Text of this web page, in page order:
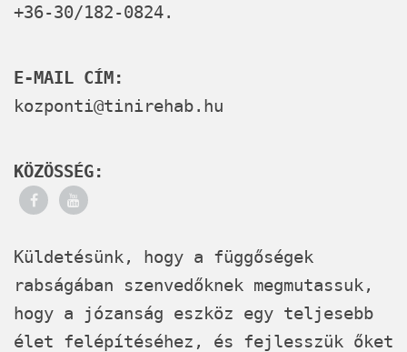
+36-30/182-0824.
E-MAIL CÍM:
kozponti@tinirehab.hu
KÖZÖSSÉG:
Küldetésünk, hogy a függőségek
rabságában szenvedőknek megmutassuk,
hogy a józanság eszköz egy teljesebb
élet felépítéséhez, és fejlesszük őket